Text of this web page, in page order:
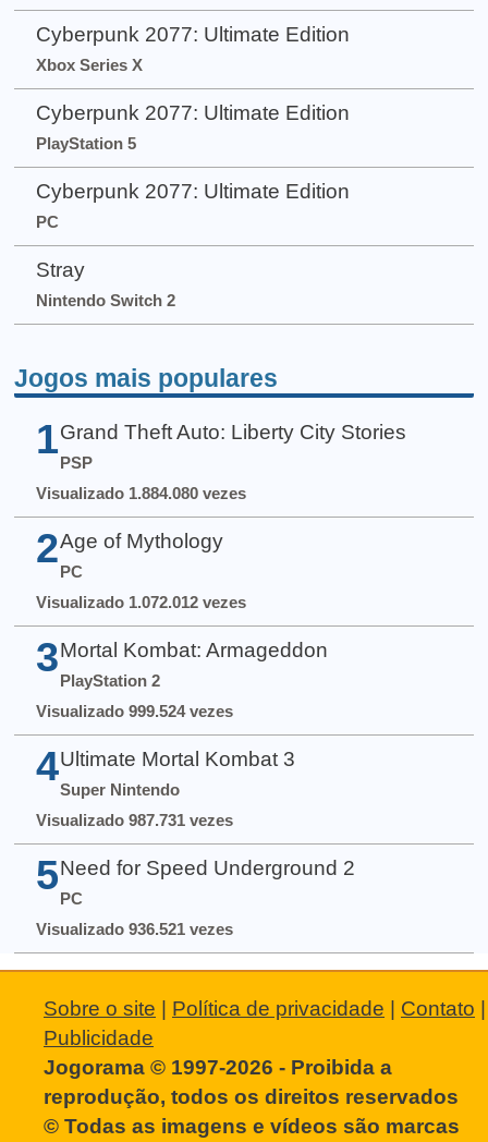
Cyberpunk 2077: Ultimate Edition
Xbox Series X
Cyberpunk 2077: Ultimate Edition
PlayStation 5
Cyberpunk 2077: Ultimate Edition
PC
Stray
Nintendo Switch 2
Jogos mais populares
1 Grand Theft Auto: Liberty City Stories
PSP
Visualizado 1.884.080 vezes
2 Age of Mythology
PC
Visualizado 1.072.012 vezes
3 Mortal Kombat: Armageddon
PlayStation 2
Visualizado 999.524 vezes
4 Ultimate Mortal Kombat 3
Super Nintendo
Visualizado 987.731 vezes
5 Need for Speed Underground 2
PC
Visualizado 936.521 vezes
Sobre o site | Política de privacidade | Contato |
Publicidade
Jogorama © 1997-2026 - Proibida a
reprodução, todos os direitos reservados
© Todas as imagens e vídeos são marcas